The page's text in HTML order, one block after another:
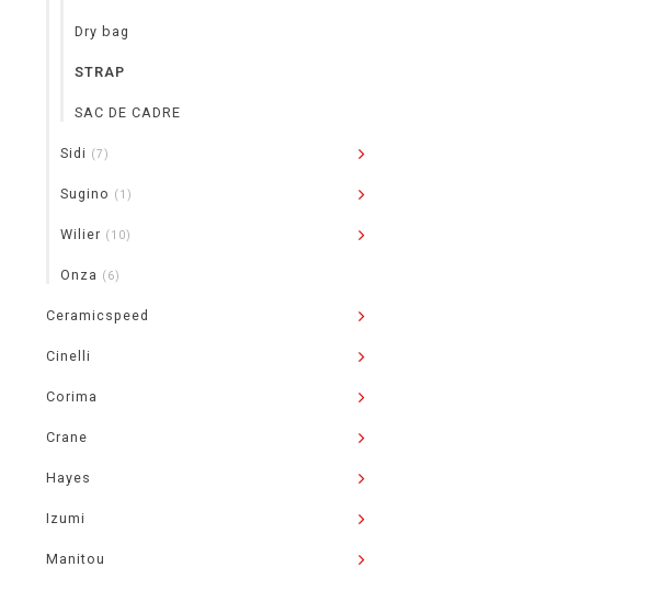
Dry bag
STRAP
SAC DE CADRE
Sidi (7)
Sugino (1)
Wilier (10)
Onza (6)
Ceramicspeed
Cinelli
Corima
Crane
Hayes
Izumi
Manitou